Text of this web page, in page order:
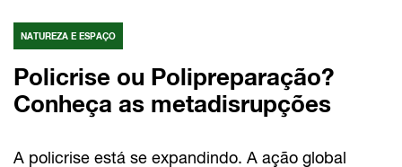
NATUREZA E ESPAÇO
Policrise ou Polipreparação?
Conheça as metadisrupções
A policrise está se expandindo. A ação global